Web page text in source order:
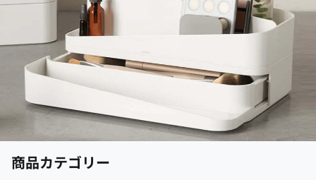
商品カテゴリー